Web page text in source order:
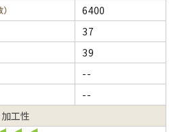
6400
37
39
--
--
加工性